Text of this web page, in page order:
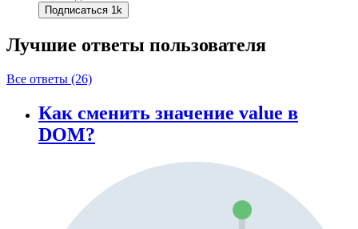
Подписаться 1k
Лучшие ответы пользователя
Все ответы (26)
Как сменить значение value в
DOM?